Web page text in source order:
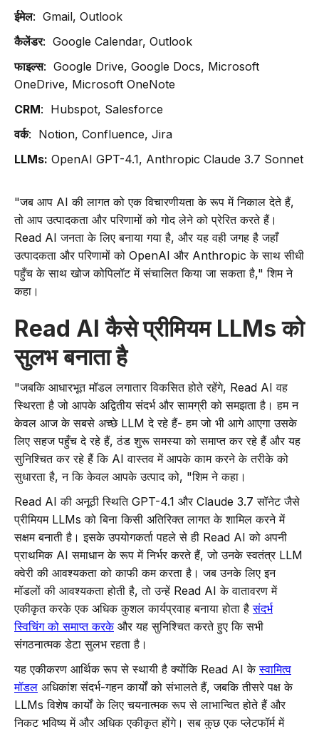
ईमेल: Gmail, Outlook
कैलेंडर: Google Calendar, Outlook
फाइल्स: Google Drive, Google Docs, Microsoft
OneDrive, Microsoft OneNote
CRM: Hubspot, Salesforce
वर्क: Notion, Confluence, Jira
LLMs: OpenAI GPT-4.1, Anthropic Claude 3.7 Sonnet
"जब आप AI की लागत को एक विचारणीयता के रूप में निकाल देते हैं,
तो आप उत्पादकता और परिणामों को गोद लेने को प्रेरित करते हैं।
Read AI जनता के लिए बनाया गया है, और यह वही जगह है जहाँ
उत्पादकता और परिणामों को OpenAI और Anthropic के साथ सीधी
पहुँच के साथ खोज कोपिलॉट में संचालित किया जा सकता है," शिम ने
कहा।
Read AI कैसे प्रीमियम LLMs को
सुलभ बनाता है
"जबकि आधारभूत मॉडल लगातार विकसित होते रहेंगे, Read AI वह
स्थिरता है जो आपके अद्वितीय संदर्भ और सामग्री को समझता है। हम न
केवल आज के सबसे अच्छे LLM दे रहे हैं- हम जो भी आगे आएगा उसके
लिए सहज पहुँच दे रहे हैं, ठंड शुरू समस्या को समाप्त कर रहे हैं और यह
सुनिश्चित कर रहे हैं कि AI वास्तव में आपके काम करने के तरीके को
सुधारता है, न कि केवल आपके उत्पाद को, "शिम ने कहा।
Read AI की अनूठी स्थिति GPT-4.1 और Claude 3.7 सॉनेट जैसे
प्रीमियम LLMs को बिना किसी अतिरिक्त लागत के शामिल करने में
सक्षम बनाती है। इसके उपयोगकर्ता पहले से ही Read AI को अपनी
प्राथमिक AI समाधान के रूप में निर्भर करते हैं, जो उनके स्वतंत्र LLM
क्वेरी की आवश्यकता को काफी कम करता है। जब उनके लिए इन
मॉडलों की आवश्यकता होती है, तो उन्हें Read AI के वातावरण में
एकीकृत करके एक अधिक कुशल कार्यप्रवाह बनाया होता हैसंदर्भ
स्विचिंग को समाप्त करकेऔर यह सुनिश्चित करते हुए कि सभी
संगठनात्मक डेटा सुलभ रहता है।
यह एकीकरण आर्थिक रूप से स्थायी है क्योंकि Read AI केस्वामित्व
मॉडल अधिकांश संदर्भ-गहन कार्यों को संभालते हैं, जबकि तीसरे पक्ष के
LLMs विशेष कार्यों के लिए चयनात्मक रूप से लाभान्वित होते हैं और
निकट भविष्य में और अधिक एकीकृत होंगे। सब कुछ एक प्लेटफॉर्म में